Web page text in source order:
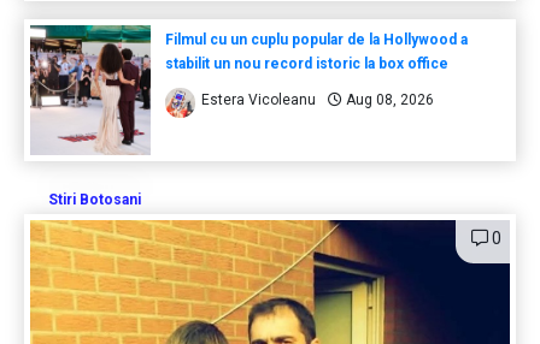
Filmul cu un cuplu popular de la Hollywood a
stabilit un nou record istoric la box office
Estera Vicoleanu Aug 08, 2026
Stiri Botosani
0